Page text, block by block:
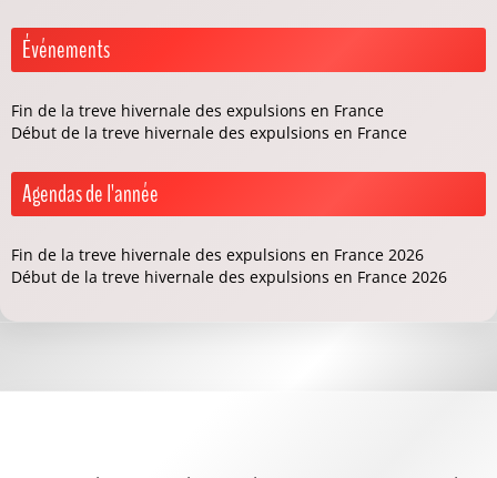
Événements
Fin de la treve hivernale des expulsions en France
Début de la treve hivernale des expulsions en France
Agendas de l'année
Fin de la treve hivernale des expulsions en France 2026
Début de la treve hivernale des expulsions en France 2026